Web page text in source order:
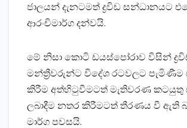
ජාලයන් දැනටමත් ද්‍රවිඩ සන්ධානයට
ආරංචිමාර්ග දන්වයි.
මේ නිසා කොටි ඩයස්‌පෝරාව විසින්
මන්ත්‍රීවරුන්ට විදේශ රටවලට පැමිණීම
කිරීම අත්හිටුවීමටත් මැතිවරණ කටයුතු
ලබාදීම නතර කිරීමටත් තීරණය වී ඇති
මාර්ග පවසයි.